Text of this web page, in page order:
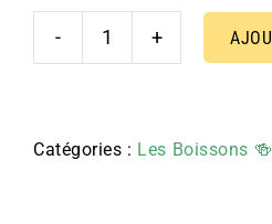
quantité
Catégories : Les Boissons 🍻